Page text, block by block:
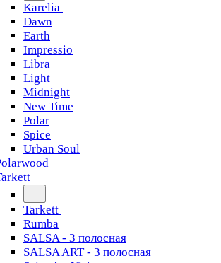
Karelia
Dawn
Earth
Impressio
Libra
Light
Midnight
New Time
Polar
Spice
Urban Soul
Tarkett
Rumba
SALSA - 3 полосная
SALSA ART - 3 полосная